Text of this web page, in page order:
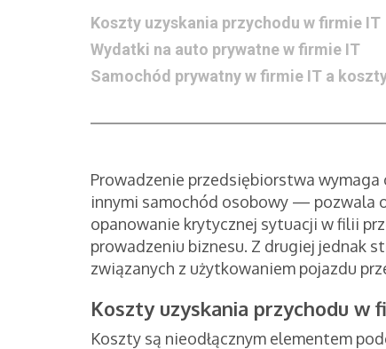
Koszty uzyskania przychodu w firmie IT
Wydatki na auto prywatne w firmie IT
Samochód prywatny w firmie IT a
Prowadzenie przedsiębiorstwa
innymi samochód osobowy — pozwala
opanowanie krytycznej sytuacji w filii
prowadzeniu biznesu. Z drugiej jednak
związanych z użytkowaniem pojazdu
Koszty uzyskania przychodu w
Koszty są nieodłącznym elementem